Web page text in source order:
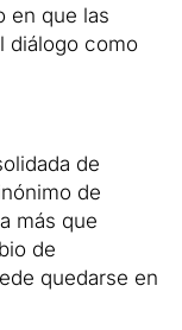
en que las
diálogo como
de
de
más que
de
quedarse en